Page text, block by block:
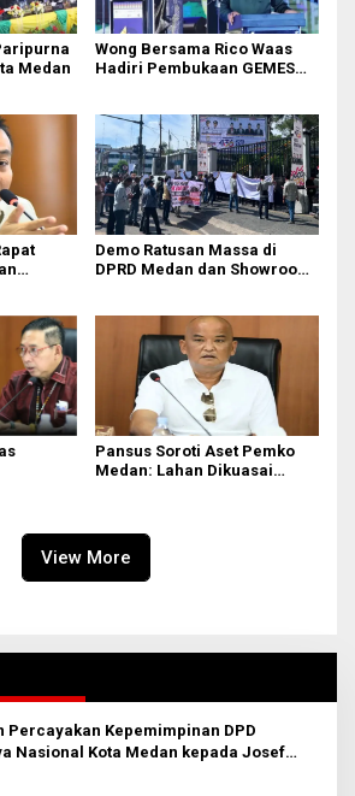
Medan
Wong Bersama Rico Waas
Hadiri Pembukaan GEMES
Demo Ratusan Massa di
DPRD Medan dan Showroom
Pansus Soroti Aset Pemko
Medan: Lahan Dikuasai
View More
Percayakan Kepemimpinan DPD
Nasional Kota Medan kepada Josef